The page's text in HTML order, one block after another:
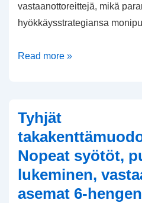
vastaanottoreittejä, mikä
hyökkäysstrategiansa
Yksinkertainen
vastaanottajien
reitit
6-
henkisessä
jalkapallossa
Read more »
Tyhjät
Nopeat syötöt,
lukeminen,
asemat 6-